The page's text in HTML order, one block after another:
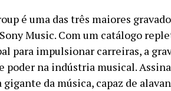
é uma das três maiores
Music. Com um catálogo
para impulsionar carreiras, a
poder na indústria musical.
da música, capaz de